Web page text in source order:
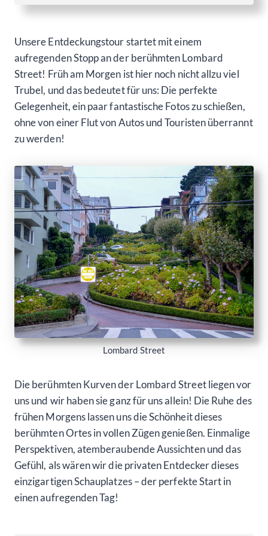
Unsere Entdeckungstour startet mit einem
aufregenden Stopp an der berühmten Lombard
Street! Früh am Morgen ist hier noch nicht allzu viel
Trubel, und das bedeutet für uns: Die perfekte
Gelegenheit, ein paar fantastische Fotos zu schießen,
ohne von einer Flut von Autos und Touristen überrannt
zu werden!
Lombard Street
Die berühmten Kurven der Lombard Street liegen vor
uns und wir haben sie ganz für uns allein! Die Ruhe des
frühen Morgens lassen uns die Schönheit dieses
berühmten Ortes in vollen Zügen genießen. Einmalige
Perspektiven, atemberaubende Aussichten und das
Gefühl, als wären wir die privaten Entdecker dieses
einzigartigen Schauplatzes – der perfekte Start in
einen aufregenden Tag!